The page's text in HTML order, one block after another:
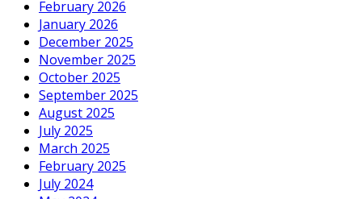
February 2026
January 2026
December 2025
November 2025
October 2025
September 2025
August 2025
July 2025
March 2025
February 2025
July 2024